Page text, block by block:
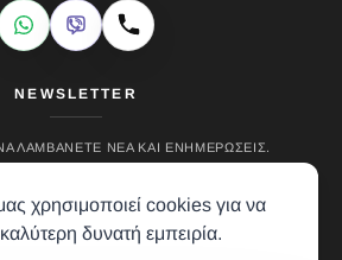
WhatsApp
Viber Κλήση
NEWSLETTER
ΛΑΜΒΆΝΕΤΕ ΝΈΑ ΚΑΙ ΕΝΗΜΕΡΏΣΕΙΣ.
χρησιμοποιεί cookies για να
δυνατή εμπειρία.